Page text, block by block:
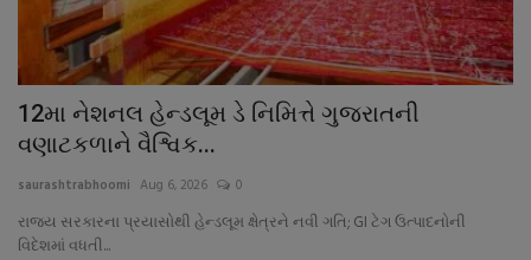
12મા નેશનલ હેન્ડલૂમ ડે નિમિત્તે ગુજરાતની
વણાટકળાને વૈશ્વિક...
saurashtrabhoomi Aug 6, 2026 0
રાજ્ય સરકારના પ્રયાસોથી હેન્ડલૂમ ક્ષેત્રને નવી ગતિ; GI ટેગ ઉત્પાદનોની
વિદેશમાં વધતી...